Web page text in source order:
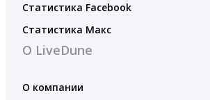
Статистика Facebook
Статистика Макс
О LiveDune
О компании